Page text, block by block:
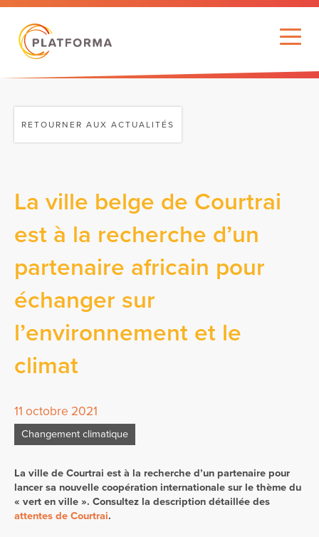
RETOURNER AUX ACTUALITÉS
La ville belge de Courtrai
est à la recherche d’un
partenaire africain pour
échanger sur
l’environnement et le
climat
11 octobre 2021
Changement climatique
La ville de Courtrai est à la recherche d’un partenaire pour
lancer sa nouvelle coopération internationale sur le thème du
« vert en ville ». Consultez la description détaillée des
attentes de Courtrai.